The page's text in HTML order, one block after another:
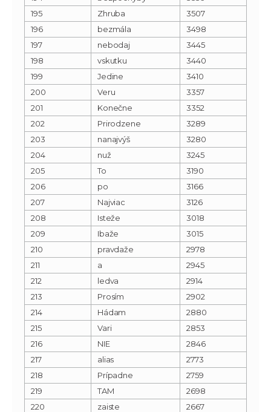
195
Zhruba
3507
196
bezmála
3498
197
nebodaj
3445
198
vskutku
3440
199
Jedine
3410
200
Veru
3357
201
Konečne
3352
202
Prirodzene
3289
203
nanajvýš
3280
204
nuž
3245
205
To
3190
206
po
3166
207
Najviac
3126
208
Isteže
3018
209
Ibaže
3015
210
pravdaže
2978
211
a
2945
212
ledva
2914
213
Prosím
2902
214
Hádam
2880
215
Vari
2853
216
NIE
2846
217
alias
2773
218
Prípadne
2759
219
TAM
2698
220
zaiste
2667